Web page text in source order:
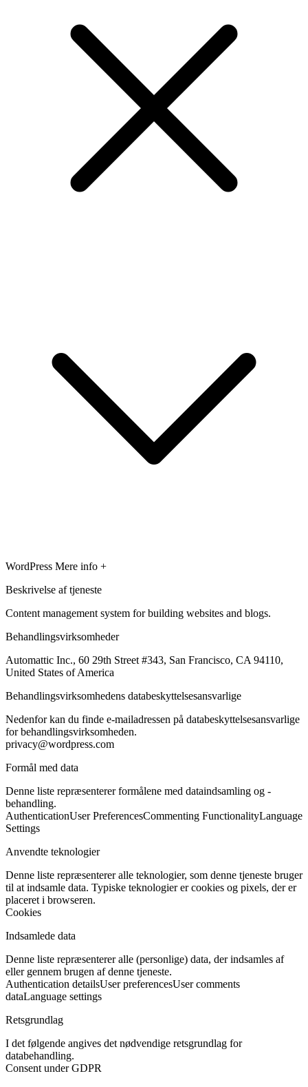
WordPress Mere info +
Beskrivelse af tjeneste
Content management system for building websites and blogs.
Behandlingsvirksomheder
Automattic Inc., 60 29th Street #343, San Francisco, CA 94110,
United States of America
Behandlingsvirksomhedens databeskyttelsesansvarlige
Nedenfor kan du finde e-mailadressen på databeskyttelsesansvarlige
for behandlingsvirksomheden.
privacy@wordpress.com
Formål med data
Denne liste repræsenterer formålene med dataindsamling og -
behandling.
AuthenticationUser PreferencesCommenting FunctionalityLanguage
Settings
Anvendte teknologier
Denne liste repræsenterer alle teknologier, som denne tjeneste bruger
til at indsamle data. Typiske teknologier er cookies og pixels, der er
placeret i browseren.
Cookies
Indsamlede data
Denne liste repræsenterer alle (personlige) data, der indsamles af
eller gennem brugen af denne tjeneste.
Authentication detailsUser preferencesUser comments
dataLanguage settings
Retsgrundlag
I det følgende angives det nødvendige retsgrundlag for
databehandling.
Consent under GDPR